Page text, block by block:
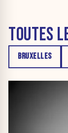
TOUTES
BRUXELLES